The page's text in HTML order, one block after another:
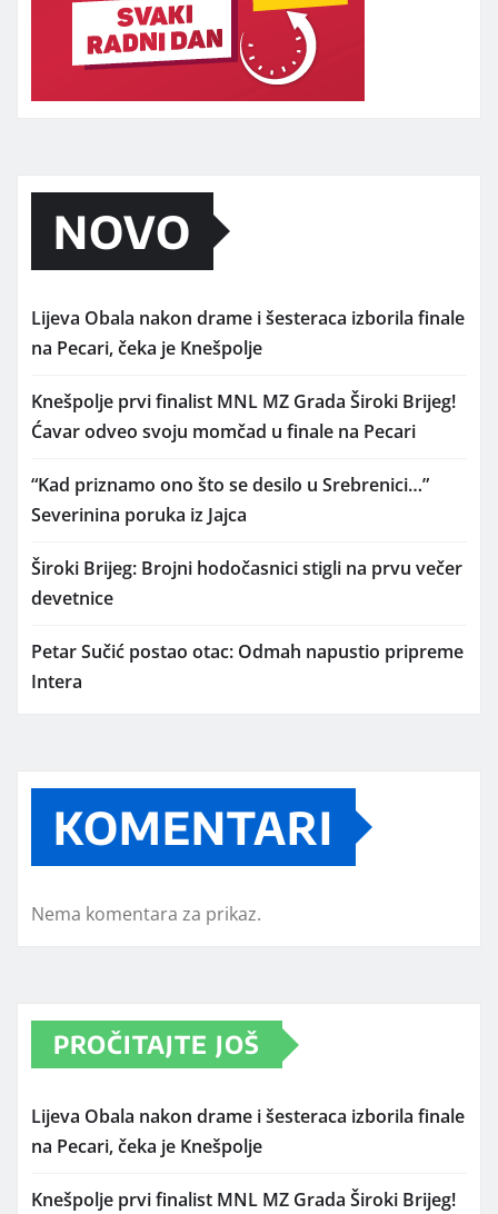
NOVO
Lijeva Obala nakon drame i šesteraca izborila finale
na Pecari, čeka je Knešpolje
Knešpolje prvi finalist MNL MZ Grada Široki Brijeg!
Ćavar odveo svoju momčad u finale na Pecari
“Kad priznamo ono što se desilo u Srebrenici…”
Severinina poruka iz Jajca
Široki Brijeg: Brojni hodočasnici stigli na prvu večer
devetnice
Petar Sučić postao otac: Odmah napustio pripreme
Intera
KOMENTARI
Nema komentara za prikaz.
PROČITAJTE JOŠ
Lijeva Obala nakon drame i šesteraca izborila finale
na Pecari, čeka je Knešpolje
Knešpolje prvi finalist MNL MZ Grada Široki Brijeg!